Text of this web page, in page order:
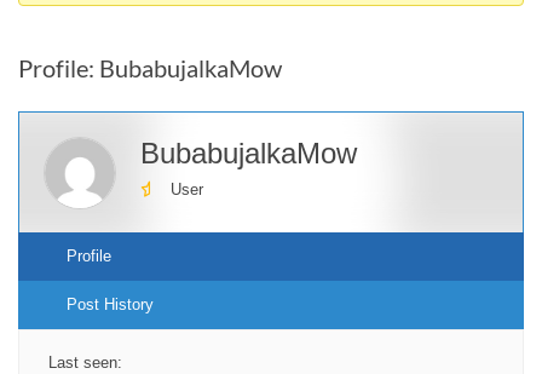
You
here:
Profile: BubabujalkaMow
BubabujalkaMow
User
Profile
Post History
Last seen: